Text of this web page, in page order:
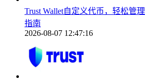
Trust Wallet自定义代币，轻松管
指南
2026-08-07 12:47:16